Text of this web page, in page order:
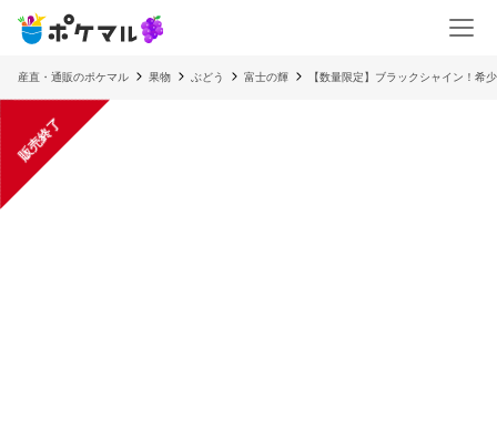
産直・通販のポケマル 果物 ぶどう 富士の輝 【数量限定】ブラックシャイン！
販売終了